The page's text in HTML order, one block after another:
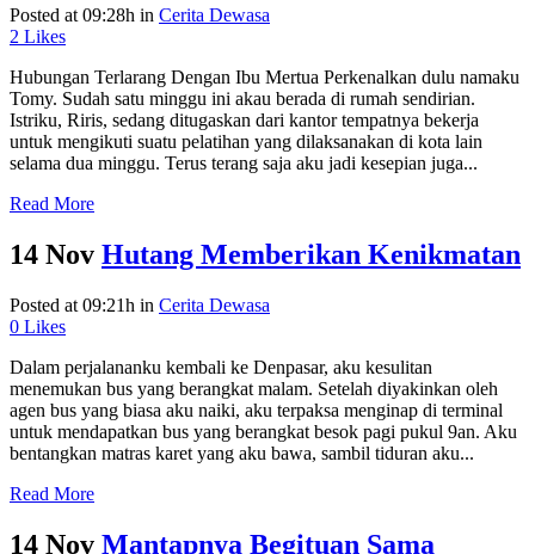
Posted at 09:28h in Cerita Dewasa
2 Likes
Hubungan Terlarang Dengan Ibu Mertua Perkenalkan dulu namaku
Tomy. Sudah satu minggu ini akau berada di rumah sendirian.
Istriku, Riris, sedang ditugaskan dari kantor tempatnya bekerja
untuk mengikuti suatu pelatihan yang dilaksanakan di kota lain
selama dua minggu. Terus terang saja aku jadi kesepian juga...
Read More
14 Nov Hutang Memberikan Kenikmatan
Posted at 09:21h in Cerita Dewasa
0 Likes
Dalam perjalananku kembali ke Denpasar, aku kesulitan
menemukan bus yang berangkat malam. Setelah diyakinkan oleh
agen bus yang biasa aku naiki, aku terpaksa menginap di terminal
untuk mendapatkan bus yang berangkat besok pagi pukul 9an. Aku
bentangkan matras karet yang aku bawa, sambil tiduran aku...
Read More
14 Nov Mantapnya Begituan Sama